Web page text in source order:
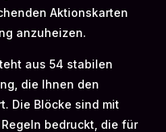
Aktionskarten
anzuheizen.
aus 54 stabilen
die Ihnen den
Die Blöcke sind mit
bedruckt, die für